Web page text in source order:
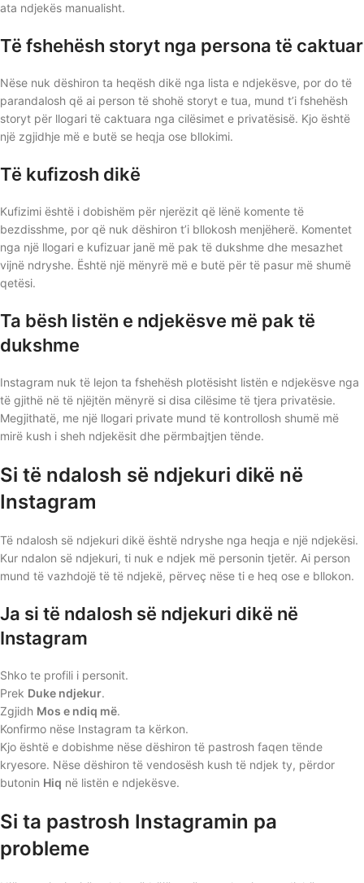
ata ndjekës manualisht.
Të fshehësh storyt nga persona të caktuar
Nëse nuk dëshiron ta heqësh dikë nga lista e ndjekësve, por do të
parandalosh që ai person të shohë storyt e tua, mund t’i fshehësh
storyt për llogari të caktuara nga cilësimet e privatësisë. Kjo është
një zgjidhje më e butë se heqja ose bllokimi.
Të kufizosh dikë
Kufizimi është i dobishëm për njerëzit që lënë komente të
bezdisshme, por që nuk dëshiron t’i bllokosh menjëherë. Komentet
nga një llogari e kufizuar janë më pak të dukshme dhe mesazhet
vijnë ndryshe. Është një mënyrë më e butë për të pasur më shumë
qetësi.
Ta bësh listën e ndjekësve më pak të
dukshme
Instagram nuk të lejon ta fshehësh plotësisht listën e ndjekësve nga
të gjithë në të njëjtën mënyrë si disa cilësime të tjera privatësie.
Megjithatë, me një llogari private mund të kontrollosh shumë më
mirë kush i sheh ndjekësit dhe përmbajtjen tënde.
Si të ndalosh së ndjekuri dikë në
Instagram
Të ndalosh së ndjekuri dikë është ndryshe nga heqja e një ndjekësi.
Kur ndalon së ndjekuri, ti nuk e ndjek më personin tjetër. Ai person
mund të vazhdojë të të ndjekë, përveç nëse ti e heq ose e bllokon.
Ja si të ndalosh së ndjekuri dikë në
Instagram
Shko te profili i personit.
Prek Duke ndjekur.
Zgjidh Mos e ndiq më.
Konfirmo nëse Instagram ta kërkon.
Kjo është e dobishme nëse dëshiron të pastrosh faqen tënde
kryesore. Nëse dëshiron të vendosësh kush të ndjek ty, përdor
butonin Hiq në listën e ndjekësve.
Si ta pastrosh Instagramin pa
probleme